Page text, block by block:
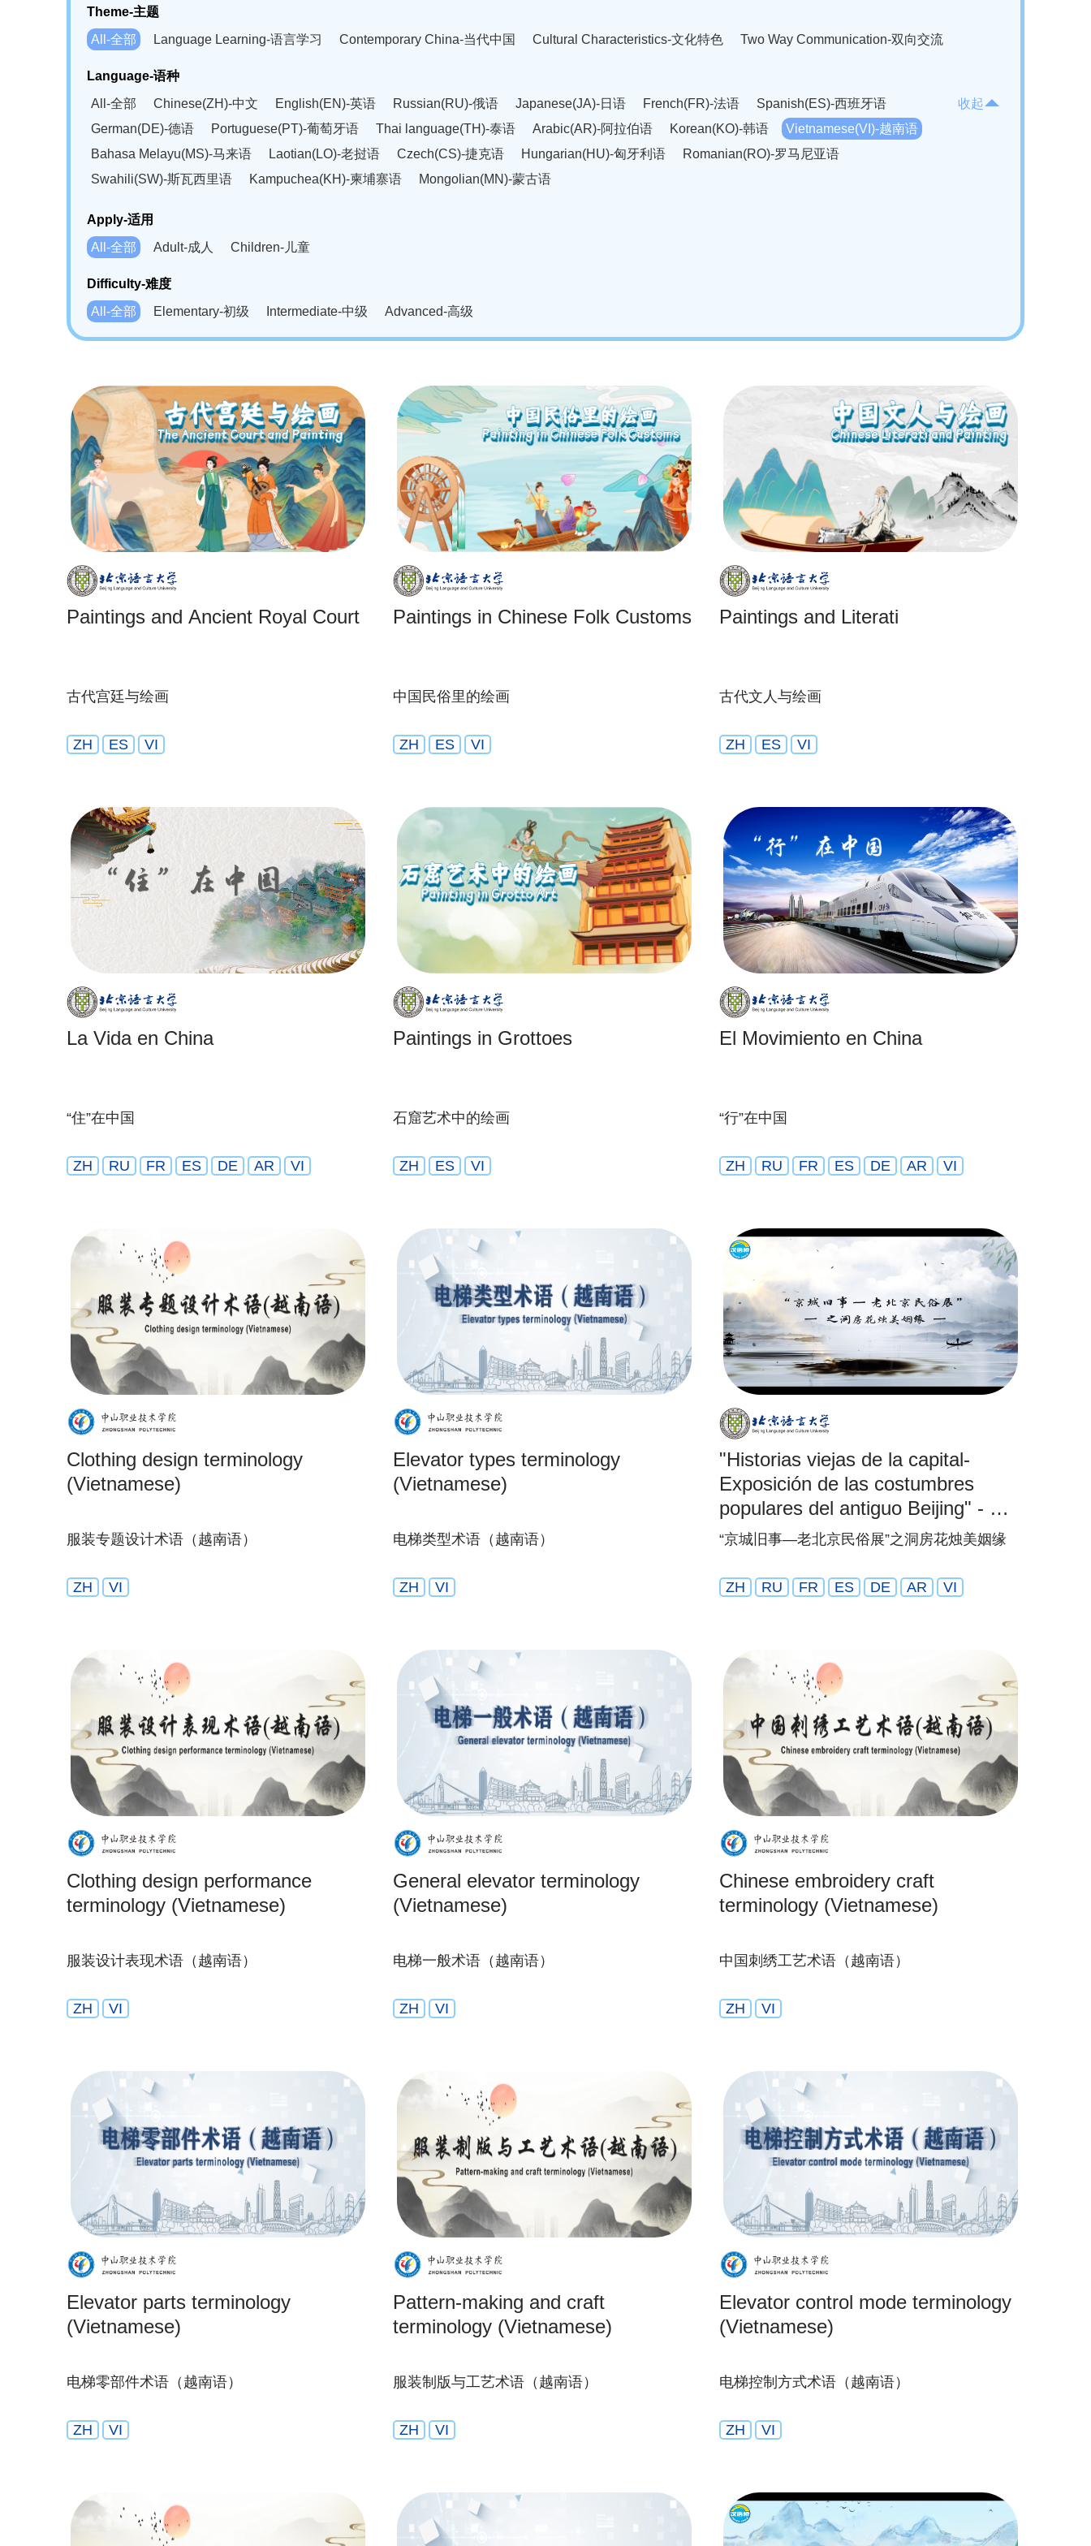
Theme-主题
All-全部
Language Learning-语言学习 Contemporary China-当代中国 Cultural Characteristics-文化特色 Two Way Communication-双向交流
Language-语种
All-全部
Chinese(ZH)-中文 English(EN)-英语 Russian(RU)-俄语 Japanese(JA)-日语 French(FR)-法语
Spanish(ES)-西班牙语
German(DE)-德语
Portuguese(PT)-葡萄牙语 Thai language(TH)-泰语 Arabic(AR)-阿拉伯语 Korean(KO)-韩语
Vietnamese(VI)-越南语
Bahasa Melayu(MS)-马来语
Laotian(LO)-老挝语 Czech(CS)-捷克语 Hungarian(HU)-匈牙利语
Romanian(RO)-罗马尼亚语
Swahili(SW)-斯瓦西里语
Kampuchea(KH)-柬埔寨语 Mongolian(MN)-蒙古语
收起
Apply-适用
All-全部
Adult-成人 Children-儿童
Difficulty-难度
All-全部
Elementary-初级 Intermediate-中级 Advanced-高级
Paintings and Ancient Royal Court
古代宫廷与绘画
ZH ES VI
Paintings in Chinese Folk Customs
中国民俗里的绘画
ZH ES VI
Paintings and Literati
古代文人与绘画
ZH ES VI
La Vida en China
“住”在中国
ZH RU FR ES DE AR VI
Paintings in Grottoes
石窟艺术中的绘画
ZH ES VI
El Movimiento en China
“行”在中国
ZH RU FR ES DE AR VI
Clothing design terminology
(Vietnamese)
服装专题设计术语（越南语）
ZH VI
Elevator types terminology
(Vietnamese)
电梯类型术语（越南语）
ZH VI
"Historias viejas de la capital-
Exposición de las costumbres
populares del antiguo Beijing" - Un
hermoso matrimonio en la cámara
“京城旧事—老北京民俗展”之洞房花烛美姻缘
ZH RU FR ES DE AR VI
Clothing design performance
terminology (Vietnamese)
服装设计表现术语（越南语）
ZH VI
General elevator terminology
(Vietnamese)
电梯一般术语（越南语）
ZH VI
Chinese embroidery craft
terminology (Vietnamese)
中国刺绣工艺术语（越南语）
ZH VI
Elevator parts terminology
(Vietnamese)
电梯零部件术语（越南语）
ZH VI
Pattern-making and craft
terminology (Vietnamese)
服装制版与工艺术语（越南语）
ZH VI
Elevator control mode terminology
(Vietnamese)
电梯控制方式术语（越南语）
ZH VI